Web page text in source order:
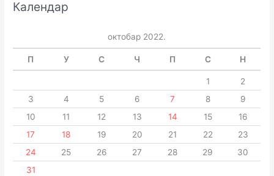
Календар
октобар 2022.
П У С Ч П С Н
1
2
3
4 5 6 7 8
9
10
11 12 13 14 15
16
17
18 19 20 21 22
23
24
25 26 27 28 29
30
31